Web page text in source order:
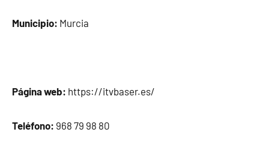
Municipio: Murcia
Página web: https://itvbaser.es/
Teléfono: 968 79 98 80